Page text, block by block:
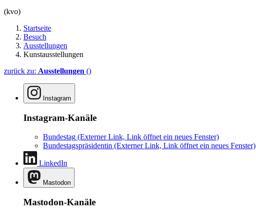
(kvo)
Startseite
Besuch
Ausstellungen
Kunstausstellungen
zurück zu: Ausstellungen ()
Instagram
Instagram-Kanäle
Bundestag (Externer Link, Link öffnet ein neues Fenster)
Bundestagspräsidentin (Externer Link, Link öffnet ein neues Fenster)
LinkedIn
Mastodon
Mastodon-Kanäle